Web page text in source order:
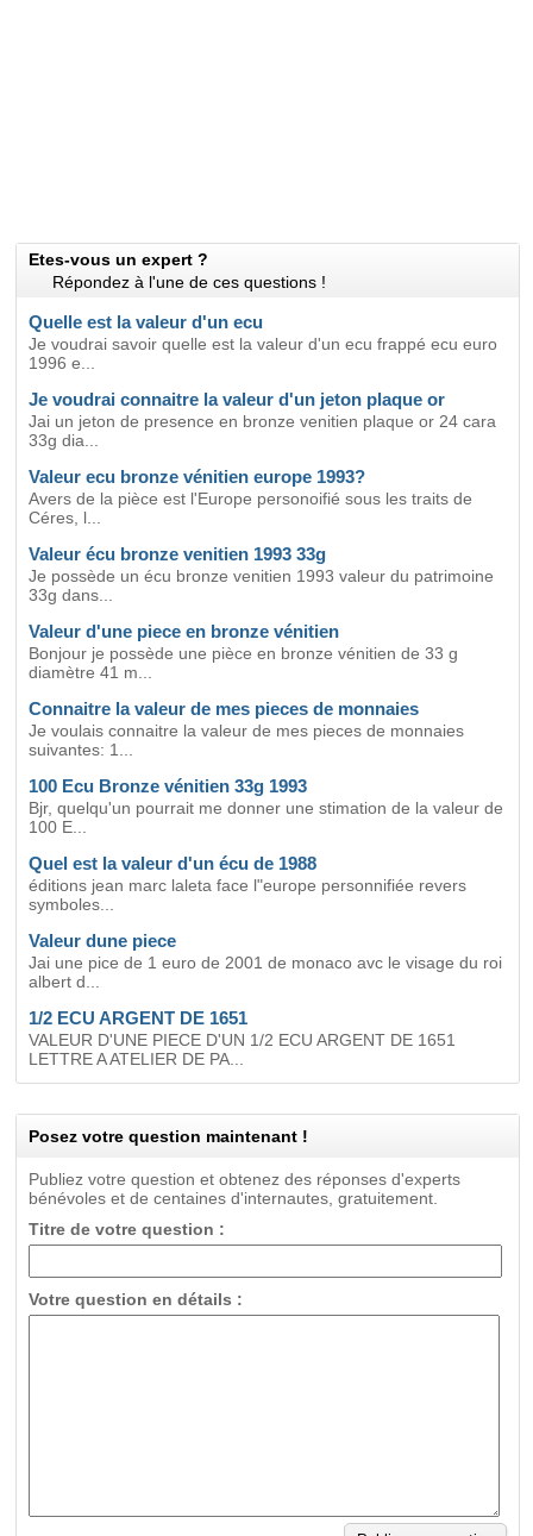
Etes-vous un expert ?
Répondez à l'une de ces questions !
Quelle est la valeur d'un ecu
Je voudrai savoir quelle est la valeur d'un ecu frappé ecu euro
1996 e...
Je voudrai connaitre la valeur d'un jeton plaque or
Jai un jeton de presence en bronze venitien plaque or 24 cara
33g dia...
Valeur ecu bronze vénitien europe 1993?
Avers de la pièce est l'Europe personoifié sous les traits de
Céres, l...
Valeur écu bronze venitien 1993 33g
Je possède un écu bronze venitien 1993 valeur du patrimoine
33g dans...
Valeur d'une piece en bronze vénitien
Bonjour je possède une pièce en bronze vénitien de 33 g
diamètre 41 m...
Connaitre la valeur de mes pieces de monnaies
Je voulais connaitre la valeur de mes pieces de monnaies
suivantes: 1...
100 Ecu Bronze vénitien 33g 1993
Bjr, quelqu'un pourrait me donner une stimation de la valeur de
100 E...
Quel est la valeur d'un écu de 1988
éditions jean marc laleta face l"europe personnifiée revers
symboles...
Valeur dune piece
Jai une pice de 1 euro de 2001 de monaco avc le visage du roi
albert d...
1/2 ECU ARGENT DE 1651
VALEUR D'UNE PIECE D'UN 1/2 ECU ARGENT DE 1651
LETTRE A ATELIER DE PA...
Posez votre question maintenant !
Publiez votre question et obtenez des réponses d'experts
bénévoles et de centaines d'internautes, gratuitement.
Titre de votre question :
Votre question en détails :